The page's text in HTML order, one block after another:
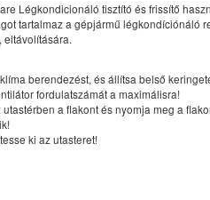
Légkondicionáló tisztító és frissítő
tartalmaz a gépjármű légkondíciónáló
eltávolítására.
berendezést, és állítsa belső
fordulatszámát a maximálisra!
utastérben a flakont és nyomja meg a
ki az utasteret!